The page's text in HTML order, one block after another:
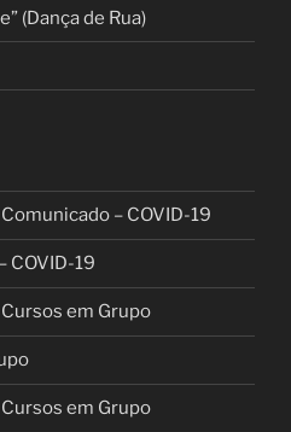
(Dança de Rua)
Comunicado – COVID-19
COVID-19
Cursos em Grupo
Cursos em Grupo